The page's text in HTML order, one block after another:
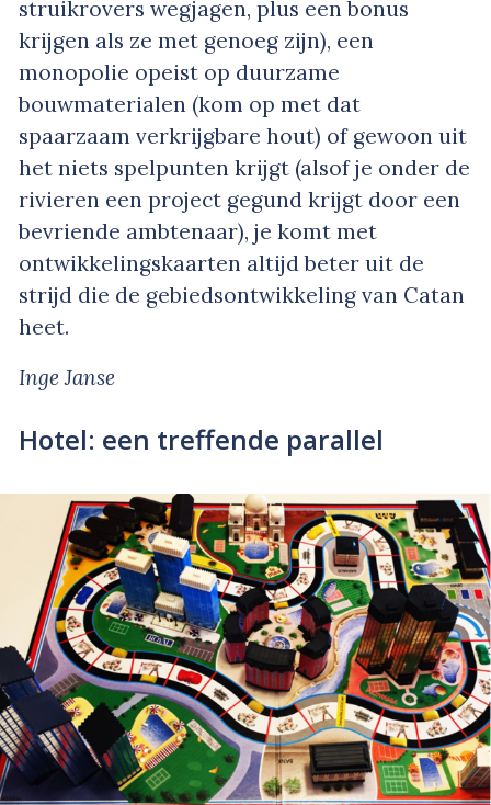
struikrovers wegjagen, plus een bonus
krijgen als ze met genoeg zijn), een
monopolie opeist op duurzame
bouwmaterialen (kom op met dat
spaarzaam verkrijgbare hout) of gewoon uit
het niets spelpunten krijgt (alsof je onder de
rivieren een project gegund krijgt door een
bevriende ambtenaar), je komt met
ontwikkelingskaarten altijd beter uit de
strijd die de gebiedsontwikkeling van Catan
heet.
Inge Janse
Hotel: een treffende parallel